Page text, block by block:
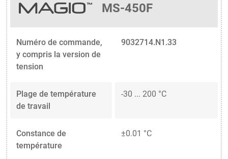
MS-450F
Numéro de commande,
y compris la version de
tension
9032714.N1.33
Plage de température
de travail
-30 ... 200 °C
Constance de
température
±0.01 °C